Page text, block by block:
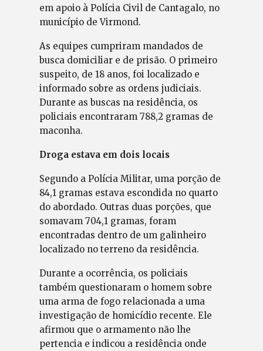
em apoio à Polícia Civil de Cantagalo, no
município de Virmond.
As equipes cumpriram mandados de
busca domiciliar e de prisão. O primeiro
suspeito, de 18 anos, foi localizado e
informado sobre as ordens judiciais.
Durante as buscas na residência, os
policiais encontraram 788,2 gramas de
maconha.
Droga estava em dois locais
Segundo a Polícia Militar, uma porção de
84,1 gramas estava escondida no quarto
do abordado. Outras duas porções, que
somavam 704,1 gramas, foram
encontradas dentro de um galinheiro
localizado no terreno da residência.
Durante a ocorrência, os policiais
também questionaram o homem sobre
uma arma de fogo relacionada a uma
investigação de homicídio recente. Ele
afirmou que o armamento não lhe
pertencia e indicou a residência onde